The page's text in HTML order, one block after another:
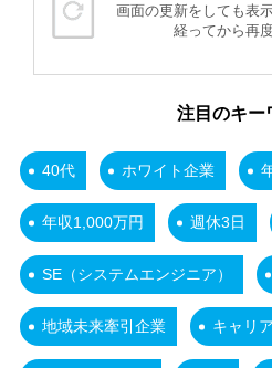
画面の更新をしても表
経ってから再
注目のキー
40代 ホワイト企業
年収1,000万円 週休3日
SE（システムエンジニア）
地域未来牽引企業 キャリ